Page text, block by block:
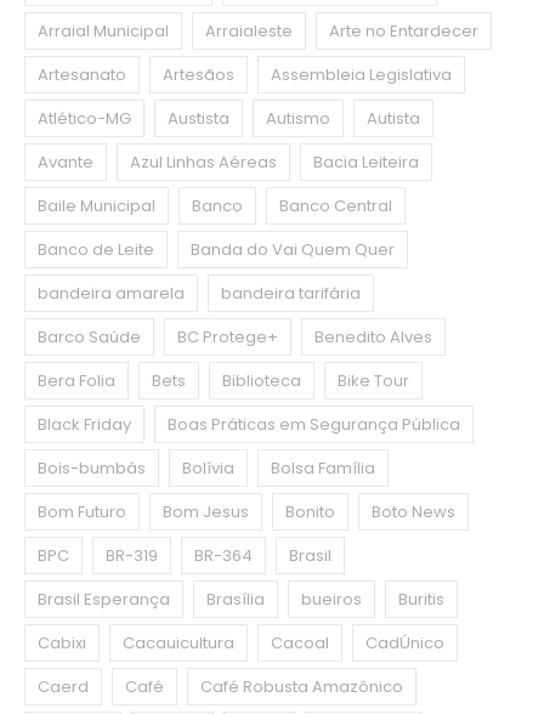
Arraial Municipal
Arraialeste
Arte no Entardecer
Artesanato
Artesãos
Assembleia Legislativa
Atlético-MG
Austista Autismo
Autista
Avante
Azul Linhas Aéreas
Bacia Leiteira
Baile Municipal
Banco
Banco Central
Banco de Leite
Banda do Vai Quem Quer
bandeira amarela
bandeira tarifária
Barco Saúde
BC Protege+
Benedito Alves
Bera Folia
Bets Biblioteca
Bike Tour
Black Friday
Boas Práticas em Segurança Pública
Bois-bumbás
Bolívia
Bolsa Família
Bom Futuro
Bom Jesus Bonito
Boto News
BPC
BR-319 BR-364
Brasil
Brasil Esperança
Brasília bueiros
Buritis
Cabixi
Cacauicultura Cacoal
CadÚnico
Caerd
Café
Café Robusta Amazônico